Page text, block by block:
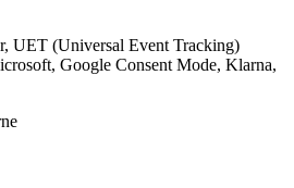
UET (Universal Event Tracking)
Google Consent Mode, Klarna,